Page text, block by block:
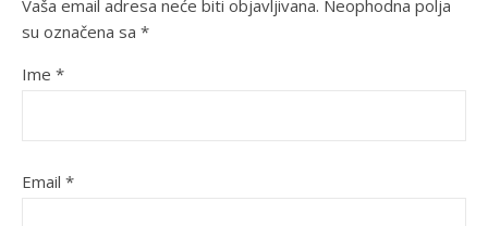
Vaša email adresa neće biti objavljivana. Neophodna polja
su označena sa *
Ime *
Email *